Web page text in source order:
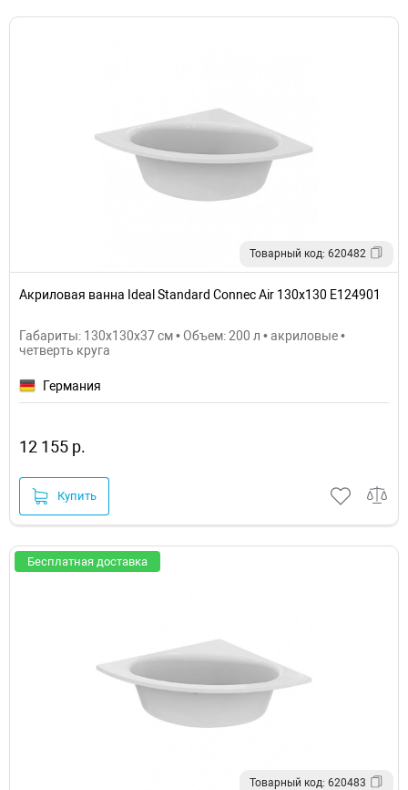
Товарный код: 620482
Акриловая ванна Ideal Standard Connec Air 130х130 E124901
Габариты: 130x130x37 см • Объем: 200 л • акриловые •
четверть круга
Германия
12 155 р.
Купить
Бесплатная доставка
Товарный код: 620483